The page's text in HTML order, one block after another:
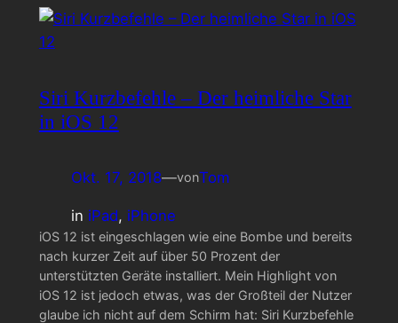
Siri Kurzbefehle – Der heimliche Star
in iOS 12
Okt. 17, 2018—vonTom
in iPad, iPhone
iOS 12 ist eingeschlagen wie eine Bombe und bereits
nach kurzer Zeit auf über 50 Prozent der
unterstützten Geräte installiert. Mein Highlight von
iOS 12 ist jedoch etwas, was der Großteil der Nutzer
glaube ich nicht auf dem Schirm hat: Siri Kurzbefehle